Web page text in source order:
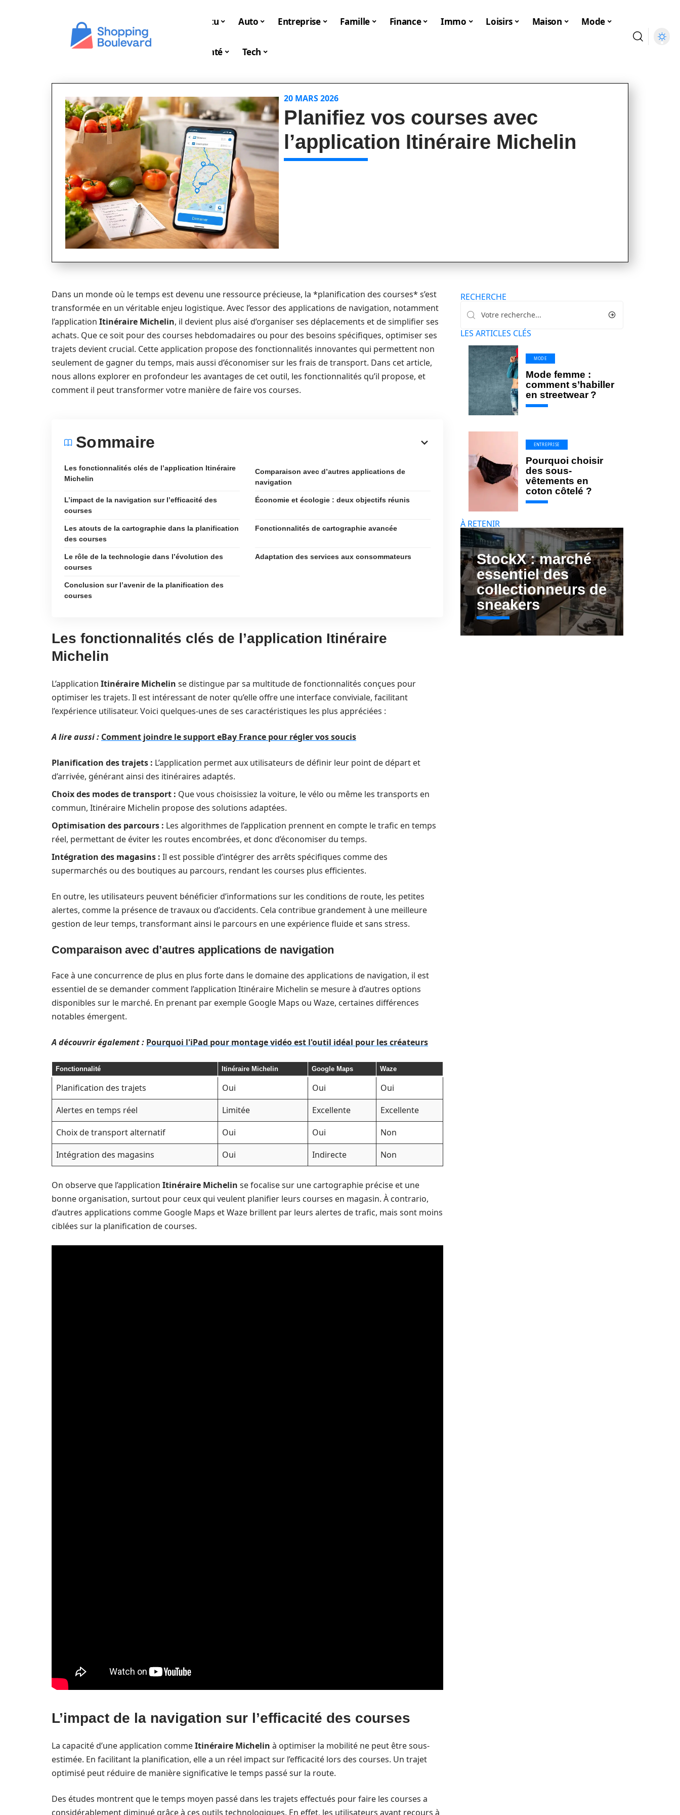
Actu Auto Entreprise Famille Finance Immo Loisirs Maison Mode
Santé Tech
20 MARS 2026
Planifiez vos courses avec
l’application Itinéraire Michelin
Dans un monde où le temps est devenu une ressource précieuse, la *planification des courses* s’est
transformée en un véritable enjeu logistique. Avec l’essor des applications de navigation, notamment
l’application Itinéraire Michelin, il devient plus aisé d’organiser ses déplacements et de simplifier ses
achats. Que ce soit pour des courses hebdomadaires ou pour des besoins spécifiques, optimiser ses
trajets devient crucial. Cette application propose des fonctionnalités innovantes qui permettent non
seulement de gagner du temps, mais aussi d’économiser sur les frais de transport. Dans cet article,
nous allons explorer en profondeur les avantages de cet outil, les fonctionnalités qu’il propose, et
comment il peut transformer votre manière de faire vos courses.
Sommaire
Les fonctionnalités clés de l’application Itinéraire
Michelin
Comparaison avec d’autres applications de
navigation
L’impact de la navigation sur l’efficacité des
courses
Économie et écologie : deux objectifs réunis
Les atouts de la cartographie dans la planification
des courses
Fonctionnalités de cartographie avancée
Le rôle de la technologie dans l’évolution des
courses
Adaptation des services aux consommateurs
Conclusion sur l’avenir de la planification des
courses
Les fonctionnalités clés de l’application Itinéraire
Michelin
L’application Itinéraire Michelin se distingue par sa multitude de fonctionnalités conçues pour
optimiser les trajets. Il est intéressant de noter qu’elle offre une interface conviviale, facilitant
l’expérience utilisateur. Voici quelques-unes de ses caractéristiques les plus appréciées :
A lire aussi : Comment joindre le support eBay France pour régler vos soucis
Planification des trajets : L’application permet aux utilisateurs de définir leur point de départ et
d’arrivée, générant ainsi des itinéraires adaptés.
Choix des modes de transport : Que vous choisissiez la voiture, le vélo ou même les transports en
commun, Itinéraire Michelin propose des solutions adaptées.
Optimisation des parcours : Les algorithmes de l’application prennent en compte le trafic en temps
réel, permettant de éviter les routes encombrées, et donc d’économiser du temps.
Intégration des magasins : Il est possible d’intégrer des arrêts spécifiques comme des
supermarchés ou des boutiques au parcours, rendant les courses plus efficientes.
En outre, les utilisateurs peuvent bénéficier d’informations sur les conditions de route, les petites
alertes, comme la présence de travaux ou d’accidents. Cela contribue grandement à une meilleure
gestion de leur temps, transformant ainsi le parcours en une expérience fluide et sans stress.
Comparaison avec d’autres applications de navigation
Face à une concurrence de plus en plus forte dans le domaine des applications de navigation, il est
essentiel de se demander comment l’application Itinéraire Michelin se mesure à d’autres options
disponibles sur le marché. En prenant par exemple Google Maps ou Waze, certaines différences
notables émergent.
A découvrir également : Pourquoi l'iPad pour montage vidéo est l'outil idéal pour les créateurs
Fonctionnalité Itinéraire Michelin Google Maps Waze
Planification des trajets Oui Oui
Oui
Alertes en temps réel
Limitée Excellente
Excellente
Choix de transport alternatif
Oui Oui
Non
Intégration des magasins
Oui Indirecte Non
On observe que l’application Itinéraire Michelin se focalise sur une cartographie précise et une
bonne organisation, surtout pour ceux qui veulent planifier leurs courses en magasin. À contrario,
d’autres applications comme Google Maps et Waze brillent par leurs alertes de trafic, mais sont moins
ciblées sur la planification de courses.
L’impact de la navigation sur l’efficacité des courses
La capacité d’une application commeItinéraire Michelin à optimiser la mobilité ne peut être sous-
estimée. En facilitant la planification, elle a un réel impact sur l’efficacité lors des courses. Un trajet
optimisé peut réduire de manière significative le temps passé sur la route.
Des études montrent que le temps moyen passé dans les trajets effectués pour faire les courses a
considérablement diminué grâce à ces outils technologiques. En effet, les utilisateurs ayant recours à
RECHERCHE
LES ARTICLES CLÉS
MODE
Mode femme :
comment s’habiller
en streetwear ?
ENTREPRISE
Pourquoi choisir
des sous-
vêtements en
coton côtelé ?
À RETENIR
StockX : marché
essentiel des
collectionneurs de
sneakers